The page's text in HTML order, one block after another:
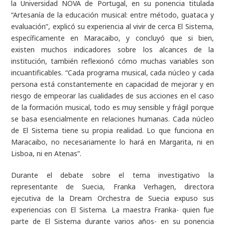
la Universidad NOVA de Portugal, en su ponencia titulada
“Artesanía de la educación musical: entre método, guataca y
evaluación”, explicó su experiencia al vivir de cerca El Sistema,
específicamente en Maracaibo, y concluyó que si bien,
existen muchos indicadores sobre los alcances de la
institución, también reflexionó cómo muchas variables son
incuantificables.“Cada programa musical, cada núcleo y cada
persona está constantemente en capacidad de mejorar y en
riesgo de empeorar las cualidades de sus acciones en el caso
de la formación musical, todo es muy sensible y frágil porque
se basa esencialmente en relaciones humanas. Cada núcleo
de El Sistema tiene su propia realidad. Lo que funciona en
Maracaibo, no necesariamente lo hará en Margarita, ni en
Lisboa, ni en Atenas”.
Durante el debate sobre el tema investigativo la
representante de Suecia, Franka Verhagen, directora
ejecutiva de la Dream Orchestra de Suecia expuso sus
experiencias con El Sistema. La maestra Franka- quien fue
parte de El Sistema durante varios años- en su ponencia